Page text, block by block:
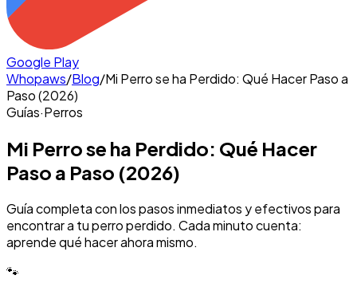
Google Play
Whopaws/Blog/Mi Perro se ha Perdido: Qué Hacer Paso a
Paso (2026)
Guías·Perros
Mi Perro se ha Perdido: Qué Hacer
Paso a Paso (2026)
Guía completa con los pasos inmediatos y efectivos para
encontrar a tu perro perdido. Cada minuto cuenta:
aprende qué hacer ahora mismo.
🐾